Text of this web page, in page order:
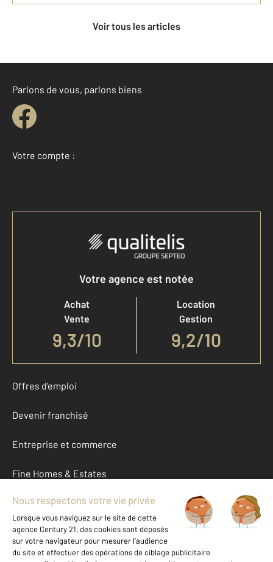
Voir tous les articles
Parlons de vous, parlons biens
Votre compte :
Accéder à mon compte
Votre agence est notée
Achat
Vente
9,3/10
Location
Gestion
9,2/10
Offres d'emploi
Devenir franchisé
Entreprise et commerce
Fine Homes & Estates
À propos
International